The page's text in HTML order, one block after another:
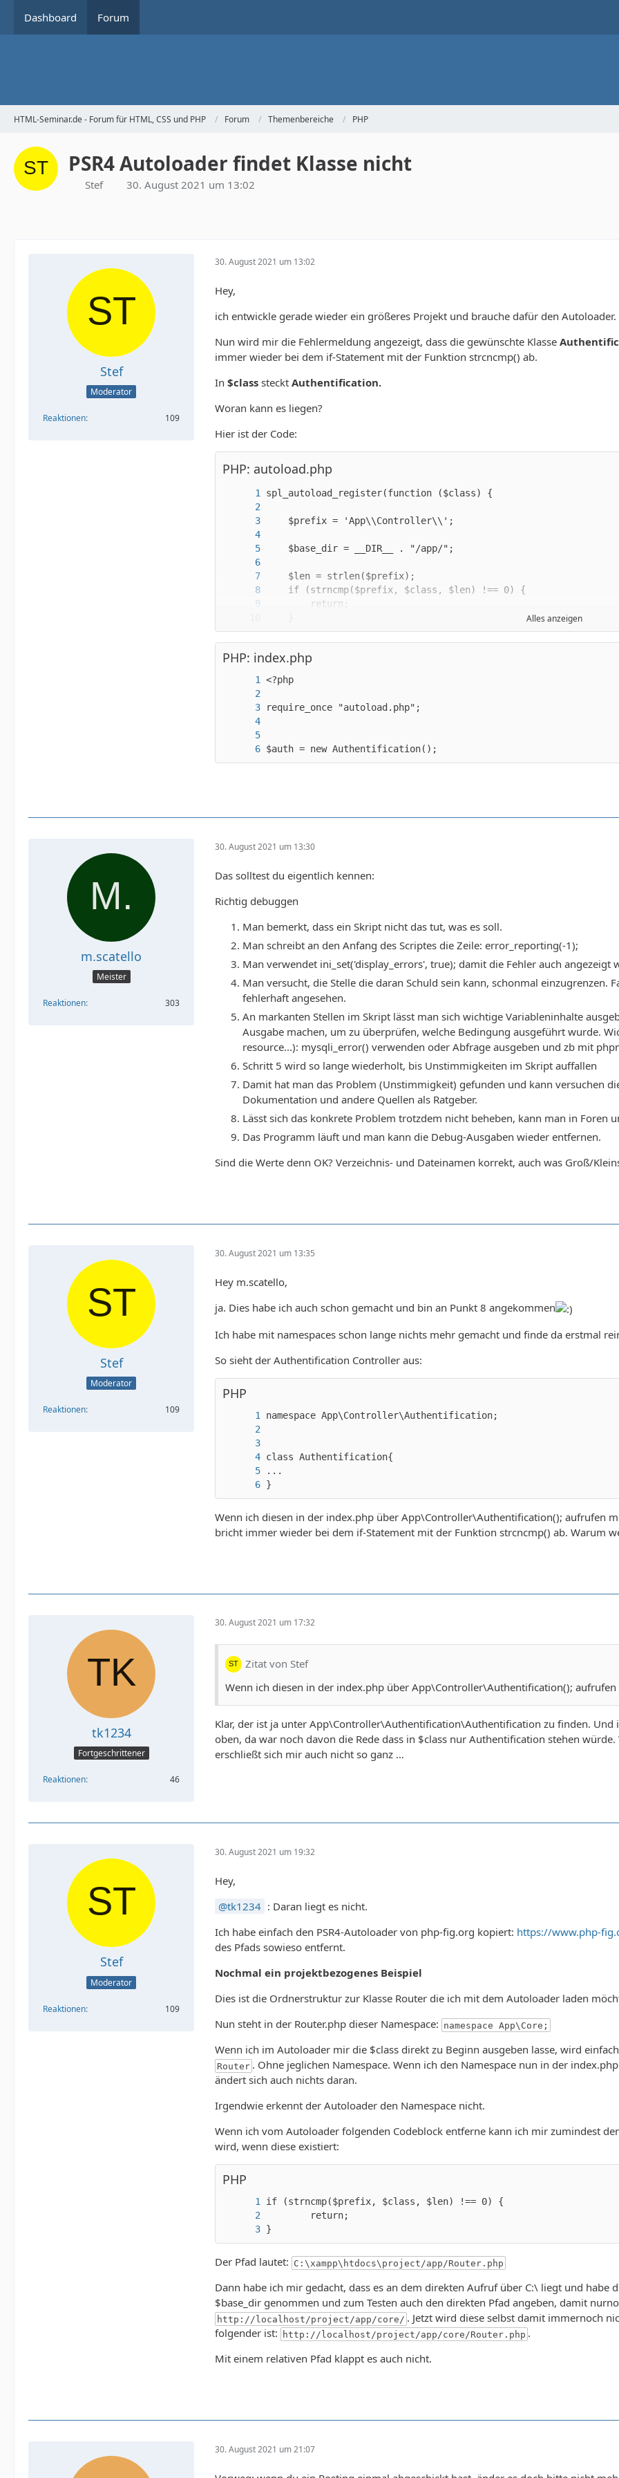
Dashboard Forum
HTML-Seminar.de - Forum für HTML, CSS und PHP Forum Themenbereiche PHP
PSR4 Autoloader findet Klasse nicht
Stef 30. August 2021 um 13:02
Stef
Moderator
Reaktionen 109
30. August 2021 um 13:02
Hey,
ich entwickle gerade wieder ein größeres Projekt und brauche dafür den
Nun wird mir die Fehlermeldung angezeigt, dass die gewünschte Klasse
immer wieder bei dem if-Statement mit der Funktion strcncmp() ab.
In $class steckt Authentification.
Woran kann es liegen?
Hier ist der Code:
PHP: autoload.php
Alles anzeigen
PHP: index.php
$auth = new Authentification();
m.scatello
Meister
Reaktionen 303
30. August 2021 um 13:30
Das solltest du eigentlich kennen:
Richtig debuggen
Man bemerkt, dass ein Skript nicht das tut, was es soll.
Man schreibt an den Anfang des Scriptes die Zeile: error_reporting(-1);
Man verwendet ini_set('display_errors', true); damit die Fehler auch angezeigt
Man versucht, die Stelle die daran Schuld sein kann, schonmal einzugrenzen.
fehlerhaft angesehen.
An markanten Stellen im Skript lässt man sich wichtige Variableninhalte
Ausgabe machen, um zu überprüfen, welche Bedingung ausgeführt wurde.
resource...): mysqli_error() verwenden oder Abfrage ausgeben und zb mit
Schritt 5 wird so lange wiederholt, bis Unstimmigkeiten im Skript auffallen
Damit hat man das Problem (Unstimmigkeit) gefunden und kann versuchen
Dokumentation und andere Quellen als Ratgeber.
Lässt sich das konkrete Problem trotzdem nicht beheben, kann man in Foren
Das Programm läuft und man kann die Debug-Ausgaben wieder entfernen.
Sind die Werte denn OK? Verzeichnis- und Dateinamen korrekt, auch was Groß/
Stef
Moderator
Reaktionen 109
30. August 2021 um 13:35
Hey m.scatello,
ja. Dies habe ich auch schon gemacht und bin an Punkt 8 angekommen
Ich habe mit namespaces schon lange nichts mehr gemacht und finde da erstmal
So sieht der Authentification Controller aus:
PHP
}
Wenn ich diesen in der index.php über App\Controller\Authentification(); aufrufen
bricht immer wieder bei dem if-Statement mit der Funktion strcncmp() ab. Warum
tk1234
Fortgeschrittener
Reaktionen 46
30. August 2021 um 17:32
Zitat von Stef
Wenn ich diesen in der index.php über App\Controller\Authentification();
Klar, der ist ja unter App\Controller\Authentification\Authentification zu finden. Und
oben, da war noch davon die Rede dass in $class nur Authentification stehen
erschließt sich mir auch nicht so ganz …
Stef
Moderator
Reaktionen 109
30. August 2021 um 19:32
Hey,
tk1234 : Daran liegt es nicht.
Ich habe einfach den PSR4-Autoloader von php-fig.org kopiert: https://www.php-
des Pfads sowieso entfernt.
Nochmal ein projektbezogenes Beispiel
Dies ist die Ordnerstruktur zur Klasse Router die ich mit dem Autoloader laden
Nun steht in der Router.php dieser Namespace: namespace App\Core;
Wenn ich im Autoloader mir die $class direkt zu Beginn ausgeben lasse, wird
Router . Ohne jeglichen Namespace. Wenn ich den Namespace nun in der
ändert sich auch nichts daran.
Irgendwie erkennt der Autoloader den Namespace nicht.
Wenn ich vom Autoloader folgenden Codeblock entferne kann ich mir zumindest
wird, wenn diese existiert:
PHP
}
Der Pfad lautet: C:\xampp\htdocs\project/app/Router.php
Dann habe ich mir gedacht, dass es an dem direkten Aufruf über C:\ liegt und habe
$base_dir genommen und zum Testen auch den direkten Pfad angeben, damit
http://localhost/project/app/core/ . Jetzt wird diese selbst damit immernoch
folgender ist:
http://localhost/project/app/core/Router.php .
Mit einem relativen Pfad klappt es auch nicht.
30. August 2021 um 21:07